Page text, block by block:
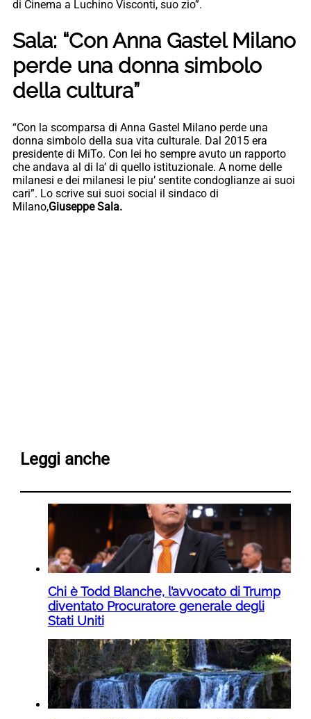
di Cinema a Luchino Visconti, suo zio”.
Sala: “Con Anna Gastel Milano
perde una donna simbolo
della cultura”
“Con la scomparsa di Anna Gastel Milano perde una
donna simbolo della sua vita culturale. Dal 2015 era
presidente di MiTo. Con lei ho sempre avuto un rapporto
che andava al di la’ di quello istituzionale. A nome delle
milanesi e dei milanesi le piu’ sentite condoglianze ai suoi
cari”. Lo scrive sui suoi social il sindaco di
Milano,Giuseppe Sala.
Leggi anche
Chi è Todd Blanche, l’avvocato di Trump
diventato Procuratore generale degli
Stati Uniti